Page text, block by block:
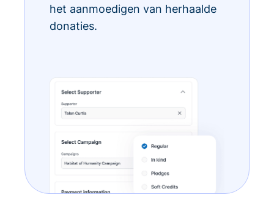
het aanmoedigen van herhaalde
donaties.